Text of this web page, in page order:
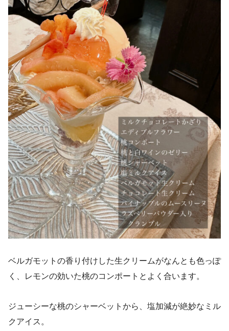
ベルガモットの香り付けした生クリームがなんとも色っぽ
く、レモンの効いた桃のコンポートとよく合います。
ジューシーな桃のシャーベットから、塩加減が絶妙なミル
クアイス。